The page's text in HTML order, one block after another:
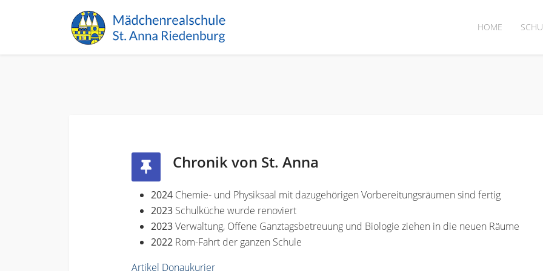
HOME
Chronik von St. Anna
2024 Chemie- und Physiksaal mit dazugehörigen Vorbereitungsräumen sind fertig
2023 Schulküche wurde renoviert
2023Verwaltung, Offene Ganztagsbetreuung und Biologie ziehen in die neuen Räume
2022 Rom-Fahrt der ganzen Schule
Artikel Donaukurier